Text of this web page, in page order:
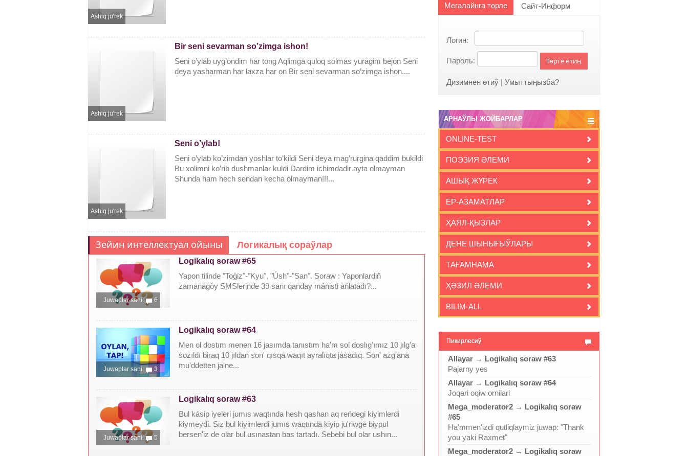
Ashiq ju'rek
Ashiq ju'rek
Bir seni sevarman so’zimga ishon!
Seni o’ylab uyg’ondim har tong Aqlimga quloq solmas yuragim bejon Seni
deya yasharman har laxza har on Bir seni sevarman so’zimga ishon....
Ashiq ju'rek
Seni o’ylab!
Seni o’ylab ko’zimdan yoshlar to’kildi Seni deya mag’rurgina qaddim bukildi
Bu xolimni ko’rib dushmanlar kuldi Dardim ichimdadir ayta olmayman
Shunda ham hech sendan kecha olmayman!!!...
Зейин интеллектуал ойыны Логикалық сораўлар
Juwaplar sani: 6
Logikalıq soraw #65
Yapon tilinde "Toģiz"-"Kyu", "Úsh"-"San". Soraw : Yaponlardiñ
zamanagòy SMSlerinde 39 sanı qanday mánisti ańlatadı?...
Juwaplar sani: 3
Logikalıq soraw #64
Men ol dostım menen 16 jasımda tanıstım ha'm sol doslıg'ımız 10 jılg'a
sozıldı biraq 10 jıldan son' qısqa waqıt ayralıqta jasadıq. Son' azg'ana
mu'ddetten ja'ne...
Juwaplar sani: 5
Logikalıq soraw #63
Bul kásip iyeleri jumıs waqtında hesh qashan aq reńdegi kiyimlerdi
kiymeydi. Siz bul kiyimlerdi jumıs waqtında kiyip ju'riwge biypul
bersen'iz de olar bul usınastan bas tartadı. Sebebi bul olar ushın...
Мегалайнға төрле Сайт-Информ
Логин:
Пароль: Төрге өтиң
Дизимнен өтиў| Умыттыңызба?
АРНАЎЛЫ ЖОЙБАРЛАР
ONLINE-TEST
ПОЭЗИЯ ӘЛЕМИ
АШЫҚ ЖҮРЕК
ЕР-АЗАМАТЛАР
ҲАЯЛ-ҚЫЗЛАР
ДЕНЕ ШЫНЫҒЫЎЛАРЫ
ТАҒАМНАМА
ҲӘЗИЛ ӘЛЕМИ
BILIM-ALL
Пикирлесиў
Allayar→ Logikalıq soraw #63
Pajarny yes
Allayar→ Logikalıq soraw #64
Joqari oqiw ornilari
Mega_moderator2→ Logikalıq soraw
#65
Ha'mmen'izdi qutliqlaymiz juwap: "Thank
you yaki Raxmet"
Mega_moderator2→ Logikalıq soraw